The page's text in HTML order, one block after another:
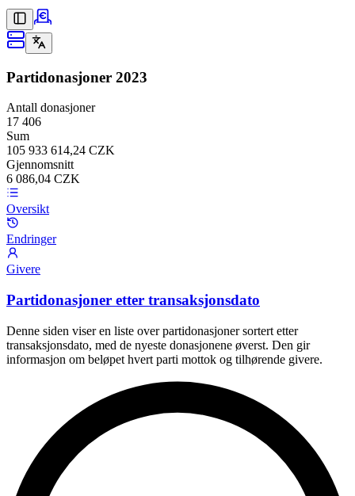
Partidonasjoner 2023
Antall donasjoner
17 406
Sum
105 933 614,24 CZK
Gjennomsnitt
6 086,04 CZK
Oversikt
Endringer
Givere
Partidonasjoner etter transaksjonsdato
Denne siden viser en liste over partidonasjoner sortert etter
transaksjonsdato, med de nyeste donasjonene øverst. Den gir
informasjon om beløpet hvert parti mottok og tilhørende givere.